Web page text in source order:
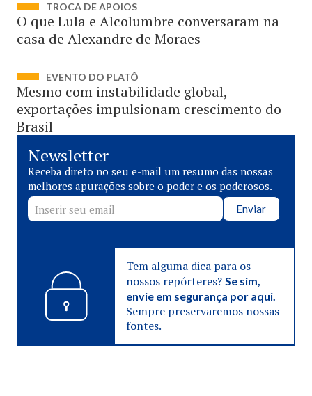
TROCA DE APOIOS
O que Lula e Alcolumbre conversaram na
casa de Alexandre de Moraes
EVENTO DO PLATÔ
Mesmo com instabilidade global,
exportações impulsionam crescimento do
Brasil
Newsletter
Receba direto no seu e-mail um resumo das nossas
melhores apurações sobre o poder e os poderosos.
Enviar
Tem alguma dica para os
nossos repórteres? Se sim,
envie em segurança por aqui.
Sempre preservaremos nossas
fontes.